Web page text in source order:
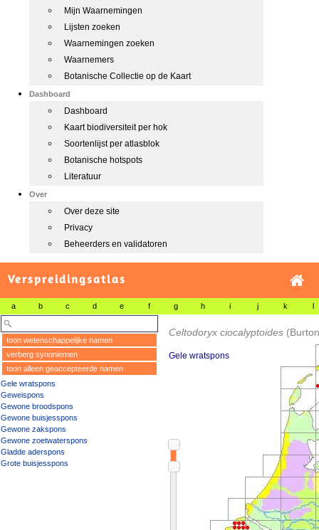
Mijn Waarnemingen
Lijsten zoeken
Waarnemingen zoeken
Waarnemers
Botanische Collectie op de Kaart
Dashboard
Dashboard
Kaart biodiversiteit per hok
Soortenlijst per atlasblok
Botanische hotspots
Literatuur
Over
Over deze site
Privacy
Beheerders en validatoren
Verspreidingsatlas
a b c d e f g h i j k l
toon wetenschappelijke namen
verberg synoniemen
toon alleen geaccepteerde namen
Gele wratspons
Geweispons
Gewone broodspons
Gewone buisjesspons
Gewone zakspons
Gewone zoetwaterspons
Gladde aderspons
Grote buisjesspons
Celtodoryx ciocalyptoides
Gele wratspons